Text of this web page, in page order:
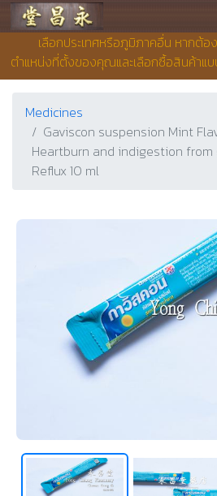
เลือกประเทศหรือภูมิภาคอื่น หากต้อ
ตำแหน่งที่ตั้งของคุณและเลือกซื้อสินค้าแ
Yong Chieng Pharmacy
Medicines
Gaviscon suspension Mint
Heartburn and indigestion
Reflux 10 ml